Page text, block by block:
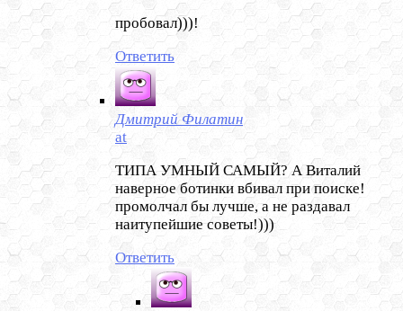
пробовал)))!
Ответить
Дмитрий Филатин
at
ТИПА УМНЫЙ САМЫЙ? А Виталий
наверное ботинки вбивал при поиске!
промолчал бы лучше, а не раздавал
наитупейшие советы!)))
Ответить